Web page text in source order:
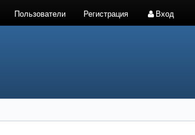
Пользователи Регистрация Вход